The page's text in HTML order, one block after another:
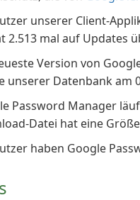
unserer Client-
2.513 mal auf Updates
Version von
unserer Datenbank am
Password Manager
Datei hat eine
haben Google